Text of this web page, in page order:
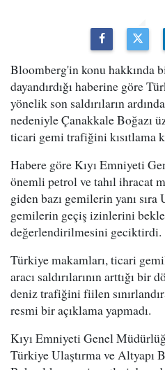
Bloomberg'in konu hakkında
dayandırdığı haberine göre
yönelik son saldırıların
nedeniyle Çanakkale Boğazı
ticari gemi trafiğini kısıtlama
Habere göre Kıyı Emniyeti
önemli petrol ve tahıl ihracat
giden bazı gemilerin yanı sıra
gemilerin geçiş izinlerini
değerlendirilmesini geciktirdi.
Türkiye makamları, ticari
aracı saldırılarının arttığı
deniz trafiğini fiilen
resmi bir açıklama yapmadı.
Kıyı Emniyeti Genel
Türkiye Ulaştırma ve Altyapı